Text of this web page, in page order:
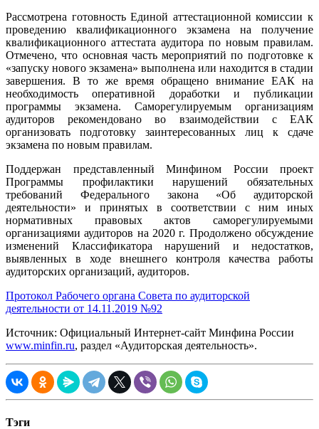
Рассмотрена готовность Единой аттестационной комиссии к
проведению квалификационного экзамена на получение
квалификационного аттестата аудитора по новым правилам.
Отмечено, что основная часть мероприятий по подготовке к
«запуску нового экзамена» выполнена или находится в стадии
завершения. В то же время обращено внимание ЕАК на
необходимость оперативной доработки и публикации
программы экзамена. Саморегулируемым организациям
аудиторов рекомендовано во взаимодействии с ЕАК
организовать подготовку заинтересованных лиц к сдаче
экзамена по новым правилам.
Поддержан представленный Минфином России проект
Программы профилактики нарушений обязательных
требований Федерального закона «Об аудиторской
деятельности» и принятых в соответствии с ним иных
нормативных правовых актов саморегулируемыми
организациями аудиторов на 2020 г. Продолжено обсуждение
изменений Классификатора нарушений и недостатков,
выявленных в ходе внешнего контроля качества работы
аудиторских организаций, аудиторов.
Протокол Рабочего органа Совета по аудиторской
деятельности от 14.11.2019 №92
Источник: Официальный Интернет-сайт Минфина России
www.minfin.ru, раздел «Аудиторская деятельность».
Тэги